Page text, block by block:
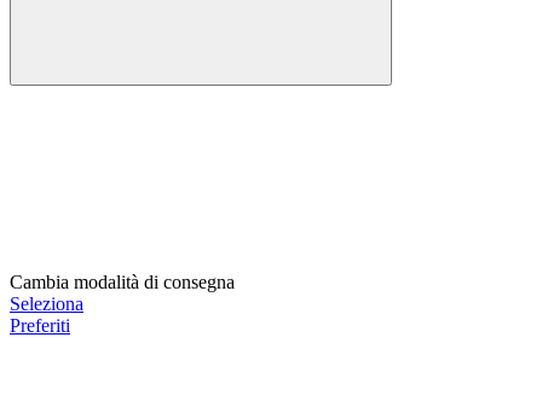
Cambia modalità di consegna
Seleziona
Preferiti